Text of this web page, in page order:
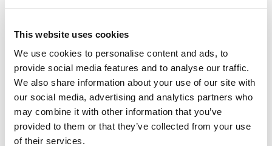
This website uses cookies
We use cookies to personalise content and ads, to
provide social media features and to analyse our traffic.
We also share information about your use of our site with
our social media, advertising and analytics partners who
may combine it with other information that you’ve
provided to them or that they’ve collected from your use
of their services.
Environ cent litres d’eau bouillante du lac
seulement depuis un point du lac. Cela signifie que
la température de l’eau se rafraîchit
progressivement, selon que vous vous éloignez de
ce point. Par conséquent, vous pouvez choisir
votre température idéale, de très chaude à fraiche.
Le lac n’est pas juste fait pour faire trempette. On
peut aussi y nager, le lac étant suffisamment grand